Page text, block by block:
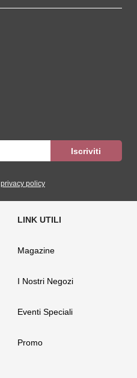
privacy policy
Magazine
I Nostri Negozi
Eventi Speciali
Promo